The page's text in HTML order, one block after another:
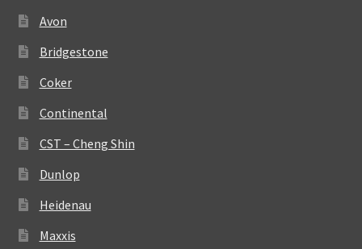
Avon
Bridgestone
Coker
Continental
CST – Cheng Shin
Dunlop
Heidenau
Maxxis